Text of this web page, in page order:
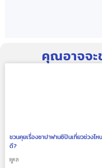
คุณอาจจ
ชวนคุยเรื่องซาปาฟานซิปันเที่ยวช่วงไหน
ดี?
ดูคล